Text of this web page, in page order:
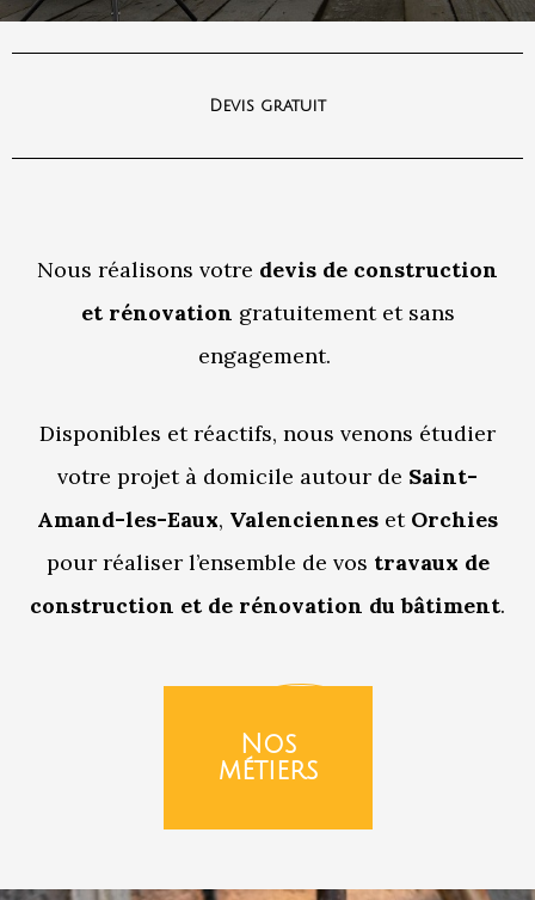
Devis gratuit
Nous réalisons votre devis de construction
et rénovation gratuitement et sans
engagement.
Disponibles et réactifs, nous venons étudier
votre projet à domicile autour de Saint-
Amand-les-Eaux, Valenciennes et Orchies
pour réaliser l’ensemble de vos travaux de
construction et de rénovation du bâtiment.
Nos
métiers